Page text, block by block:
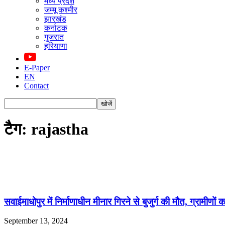
जम्मू कश्मीर
झारखंड
कर्नाटक
गुजरात
हरियाणा
E-Paper
EN
Contact
टैग: rajastha
सवाईमाधोपुर में निर्माणाधीन मीनार गिरने से बुजुर्ग की मौत, ग्रामीणों
September 13, 2024